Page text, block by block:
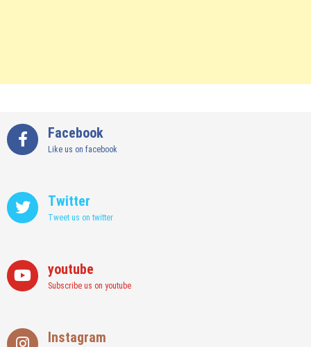
Facebook
Like us on facebook
Twitter
Tweet us on twitter
youtube
Subscribe us on youtube
Instagram